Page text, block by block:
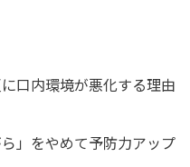
口内環境が悪化する理由
」をやめて予防力アップ